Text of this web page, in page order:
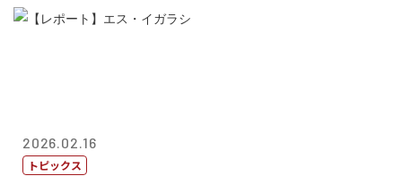
2026.02.16
トピックス